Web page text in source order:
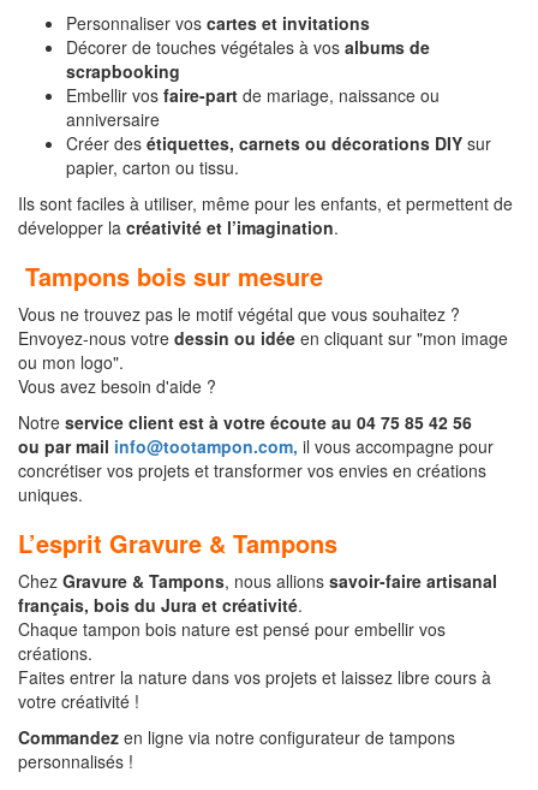
Personnaliser vos cartes et invitations
Décorer de touches végétales à vos albums de
scrapbooking
Embellir vos faire-part de mariage, naissance ou
anniversaire
Créer des étiquettes, carnets ou décorations DIY sur
papier, carton ou tissu.
Ils sont faciles à utiliser, même pour les enfants, et permettent de
développer la créativité et l’imagination.
Tampons bois sur mesure
Vous ne trouvez pas le motif végétal que vous souhaitez ?
Envoyez-nous votre dessin ou idée en cliquant sur "mon image
ou mon logo".
Vous avez besoin d'aide ?
Notre service client est à votre écoute au 04 75 85 42 56
ou par mail info@tootampon.com, il vous accompagne pour
concrétiser vos projets et transformer vos envies en créations
uniques.
L’esprit Gravure & Tampons
Chez Gravure & Tampons, nous allions savoir-faire artisanal
français, bois du Jura et créativité.
Chaque tampon bois nature est pensé pour embellir vos
créations.
Faites entrer la nature dans vos projets et laissez libre cours à
votre créativité !
Commandez en ligne via notre configurateur de tampons
personnalisés !